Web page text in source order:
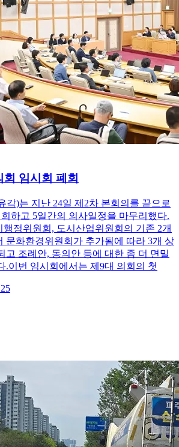
임시회 폐회
각)는 지난 24일 제2차 본회의를 끝으로
하고 5일간의 의사일정을 마무리했다.
정위원회, 도시산업위원회의 기존 2개
문화환경위원회가 추가됨에 따라 3개 상
고 조례안, 동의안 등에 대한 좀 더 면밀
.이번 임시회에서는 제9대 의회의 첫